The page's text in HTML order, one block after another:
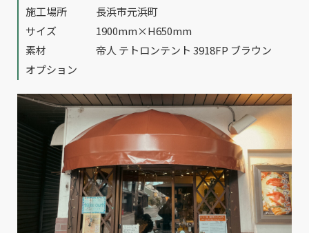
施工場所
長浜市元浜町
サイズ
1900mm×H650mm
素材
帝人 テトロンテント 3918FP ブラウン
オプション